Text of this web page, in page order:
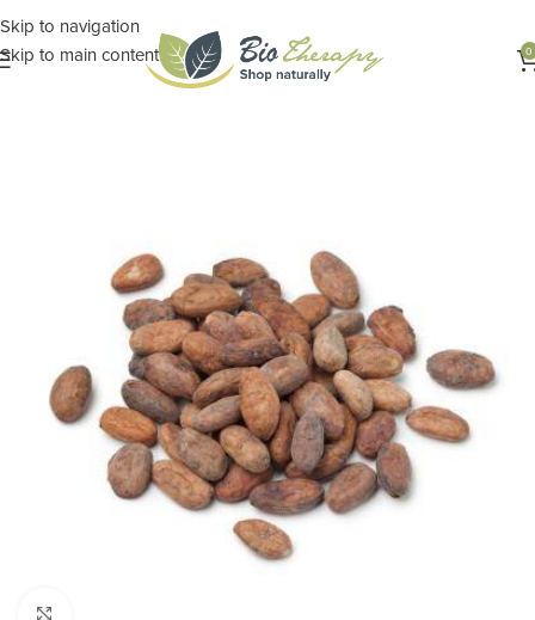
Skip to navigation
Skip to main content
0